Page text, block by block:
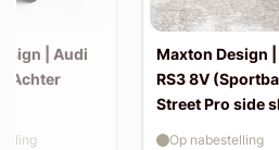
| Audi
| Achter
Maxton Design
RS3 8V
Street Pro side
Op nabestelling